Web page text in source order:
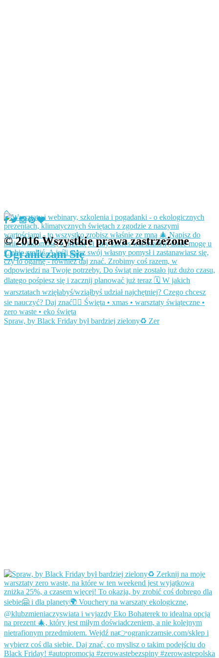
Spraw, by Black Friday był bardziej zielony♻️ Zer
© 2016 Wszystkie prawa zastrzeżone
Ograniczam Się